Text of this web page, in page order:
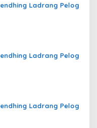
Ladrang Pelog
Ladrang Pelog
Ladrang Pelog